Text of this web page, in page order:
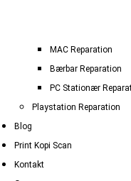
MAC Reparation
Bærbar Reparation
PC Stationær
Playstation Reparation
Blog
Print Kopi Scan
Kontakt